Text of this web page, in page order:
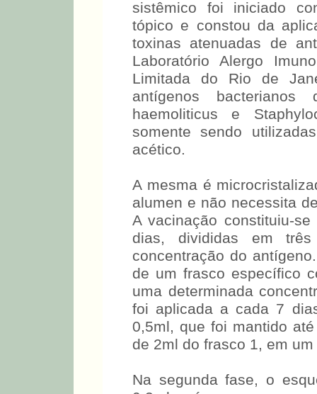
sistêmico foi iniciado
tópico e constou da
toxinas atenuadas de
Laboratório Alergo
Limitada do Rio de
antígenos
haemoliticus e
somente sendo
acético.
A mesma é
alumen e não necessita
A vacinação constituiu-
dias, divididas em
concentração do
de um frasco específico
uma determinada
foi aplicada a cada 7
0,5ml, que foi mantido
de 2ml do frasco 1, em
Na segunda fase, o